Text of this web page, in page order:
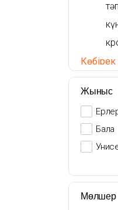
Жыныс
Бала
Мөлшер